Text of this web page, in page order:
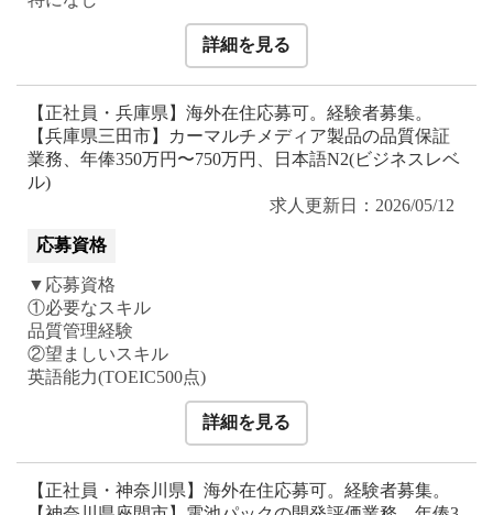
詳細を見る
【正社員・兵庫県】海外在住応募可。経験者募集。
【兵庫県三田市】カーマルチメディア製品の品質保証
業務、年俸350万円〜750万円、日本語N2(ビジネスレベ
ル)
求人更新日：2026/05/12
応募資格
▼応募資格
①必要なスキル
品質管理経験
②望ましいスキル
英語能力(TOEIC500点)
詳細を見る
【正社員・神奈川県】海外在住応募可。経験者募集。